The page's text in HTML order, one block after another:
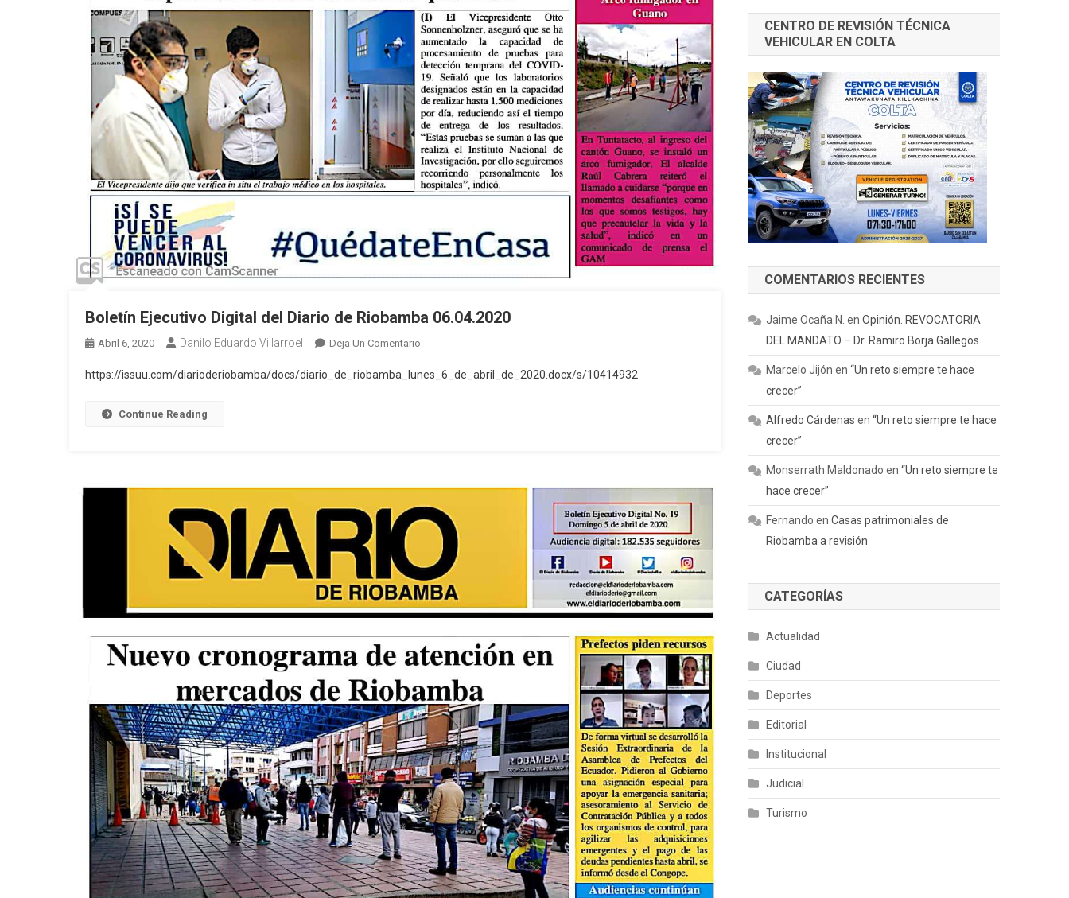
Boletín Ejecutivo Digital del Diario de Riobamba 06.04.2020
Abril 6, 2020 Danilo Eduardo Villarroel Deja Un Comentario
Ejecutivo
06.04.2020
https://issuu.com/diarioderiobamba/docs/diario_de_riobamba_lunes_6_de_abril_de_2020.docx/s/10414932
Continue Reading
CENTRO DE REVISIÓN TÉCNICA
VEHICULAR EN COLTA
COMENTARIOS RECIENTES
Jaime Ocaña N. enOpinión. REVOCATORIA
DEL MANDATO – Dr. Ramiro Borja Gallegos
Marcelo Jijón en“Un reto siempre te hace
crecer”
Alfredo Cárdenas en“Un reto siempre te hace
crecer”
Monserrath Maldonado en“Un reto siempre te
hace crecer”
Fernando enCasas patrimoniales de
Riobamba a revisión
CATEGORÍAS
Actualidad
Ciudad
Deportes
Editorial
Institucional
Judicial
Turismo